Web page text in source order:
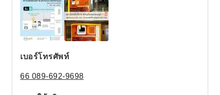
เบอร์โทรศัพท์
66 089-692-9698